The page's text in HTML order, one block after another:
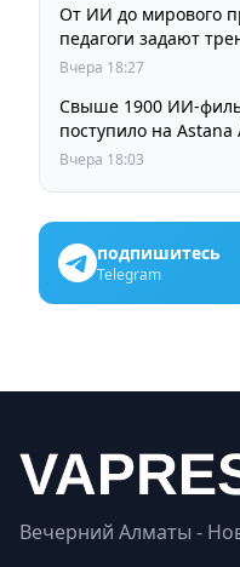
От ИИ до мирового
педагоги задают
Вчера 18:27
Свыше 1900 ИИ-
поступило на Astana
Вчера 18:03
подпишитесь
Telegram
Вечерний Алматы -